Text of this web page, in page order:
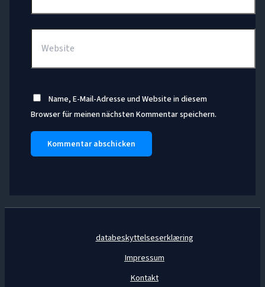
Name, E-Mail-Adresse und Website in diesem
Browser für meinen nächsten Kommentar speichern.
databeskyttelseserklæring
Impressum
Kontakt